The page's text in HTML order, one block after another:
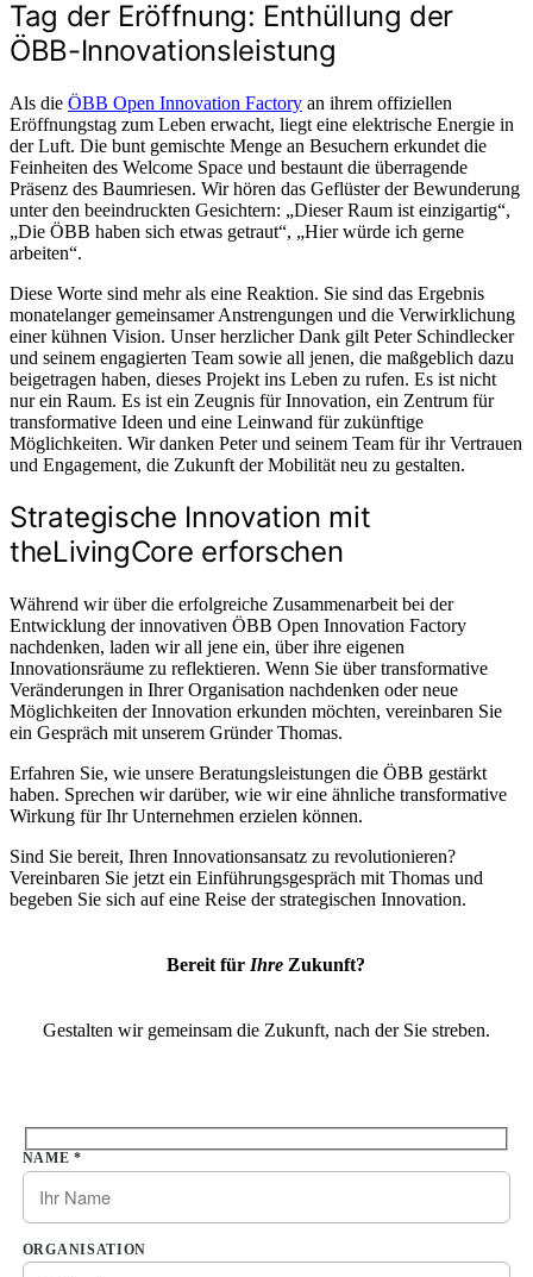
Tag der Eröffnung: Enthüllung der
ÖBB-Innovationsleistung
Als die ÖBB Open Innovation Factory an ihrem offiziellen
Eröffnungstag zum Leben erwacht, liegt eine elektrische Energie in
der Luft. Die bunt gemischte Menge an Besuchern erkundet die
Feinheiten des Welcome Space und bestaunt die überragende
Präsenz des Baumriesen. Wir hören das Geflüster der Bewunderung
unter den beeindruckten Gesichtern: „Dieser Raum ist einzigartig“,
„Die ÖBB haben sich etwas getraut“, „Hier würde ich gerne
arbeiten“.
Diese Worte sind mehr als eine Reaktion. Sie sind das Ergebnis
monatelanger gemeinsamer Anstrengungen und die Verwirklichung
einer kühnen Vision. Unser herzlicher Dank gilt Peter Schindlecker
und seinem engagierten Team sowie all jenen, die maßgeblich dazu
beigetragen haben, dieses Projekt ins Leben zu rufen. Es ist nicht
nur ein Raum. Es ist ein Zeugnis für Innovation, ein Zentrum für
transformative Ideen und eine Leinwand für zukünftige
Möglichkeiten. Wir danken Peter und seinem Team für ihr Vertrauen
und Engagement, die Zukunft der Mobilität neu zu gestalten.
Strategische Innovation mit
theLivingCore erforschen
Während wir über die erfolgreiche Zusammenarbeit bei der
Entwicklung der innovativen ÖBB Open Innovation Factory
nachdenken, laden wir all jene ein, über ihre eigenen
Innovationsräume zu reflektieren. Wenn Sie über transformative
Veränderungen in Ihrer Organisation nachdenken oder neue
Möglichkeiten der Innovation erkunden möchten, vereinbaren Sie
ein Gespräch mit unserem Gründer Thomas.
Erfahren Sie, wie unsere Beratungsleistungen die ÖBB gestärkt
haben. Sprechen wir darüber, wie wir eine ähnliche transformative
Wirkung für Ihr Unternehmen erzielen können.
Sind Sie bereit, Ihren Innovationsansatz zu revolutionieren?
Vereinbaren Sie jetzt ein Einführungsgespräch mit Thomas und
begeben Sie sich auf eine Reise der strategischen Innovation.
Bereit für Ihre Zukunft?
Gestalten wir gemeinsam die Zukunft, nach der Sie streben.
Bitte lasse dieses Feld leer.
NAME *
ORGANISATION